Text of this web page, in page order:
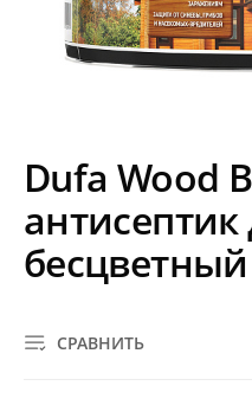
Dufa Wood
антисептик
бесцветный
СРАВНИТЬ